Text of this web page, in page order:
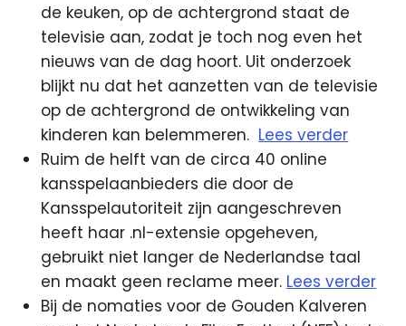
de keuken, op de achtergrond staat de
televisie aan, zodat je toch nog even het
nieuws van de dag hoort. Uit onderzoek
blijkt nu dat het aanzetten van de televisie
op de achtergrond de ontwikkeling van
kinderen kan belemmeren. Lees verder
Ruim de helft van de circa 40 online
kansspelaanbieders die door de
Kansspelautoriteit zijn aangeschreven
heeft haar .nl-extensie opgeheven,
gebruikt niet langer de Nederlandse taal
en maakt geen reclame meer. Lees verder
Bij de nomaties voor de Gouden Kalveren